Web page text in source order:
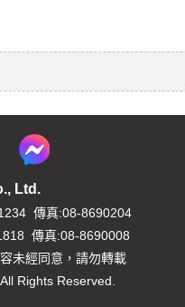
Ltd.
傳真:08-8690204
傳真:08-8690008
經同意，請勿轉載
Rights Reserved.